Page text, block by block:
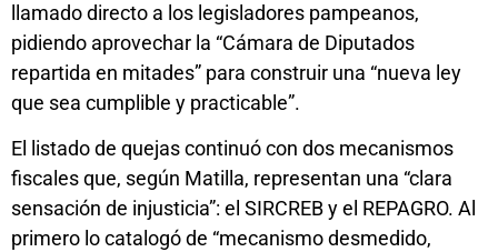
llamado directo a los legisladores pampeanos,
pidiendo aprovechar la “Cámara de Diputados
repartida en mitades” para construir una “nueva ley
que sea cumplible y practicable”.
El listado de quejas continuó con dos mecanismos
fiscales que, según Matilla, representan una “clara
sensación de injusticia”: el SIRCREB y el REPAGRO. Al
primero lo catalogó de “mecanismo desmedido,